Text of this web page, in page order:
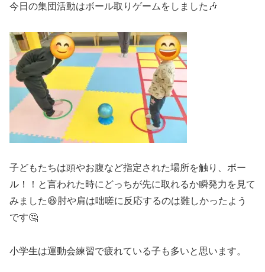
今日の集団活動はボール取りゲームをしました🎶
子どもたちは頭やお腹など指定された場所を触り、ボー
ル！！と言われた時にどっちが先に取れるか瞬発力を見て
みました😆肘や肩は咄嗟に反応するのは難しかったよう
です🤔
小学生は運動会練習で疲れている子も多いと思います。